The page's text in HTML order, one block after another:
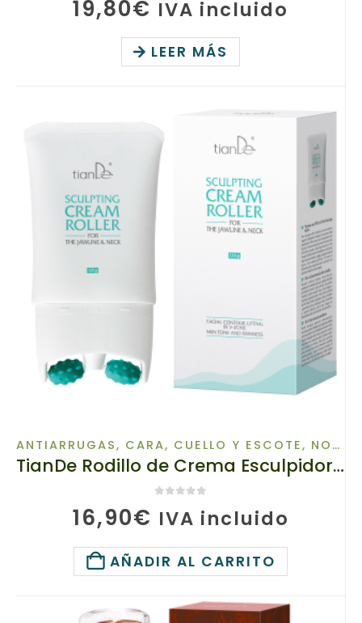
19,80€ IVA incluido
LEER MÁS
ANTIARRUGAS, CARA, CUELLO Y ESCOTE, NOVEDADES
TianDe Rodillo de Crema Esculpidora para Mandíbula y Cuello, Escultor de la juventud. 10115, 120 g, Lifting del contorno facial en la zona V
16,90€ IVA incluido
AÑADIR AL CARRITO